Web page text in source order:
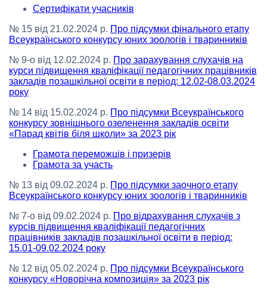
Сертифікати учасників
№ 15 від 21.02.2024 р. Про підсумки фінального етапу
Всеукраїнського конкурсу юних зоологів і тваринників
№ 9-о від 12.02.2024 р. Про зарахування слухачів на
курси підвищення кваліфікації педагогічних працівників
закладів позашкільної освіти в період: 12.02-08.03.2024
року
№ 14 від 15.02.2024 р. Про підсумки Всеукраїнського
конкурсу зовнішнього озеленення закладів освіти
«Парад квітів біля школи» за 2023 рік
Грамота переможців і призерів
Грамота за участь
№ 13 від 09.02.2024 р. Про підсумки заочного етапу
Всеукраїнського конкурсу юних зоологів і тваринників
№ 7-о від 09.02.2024 р. Про відрахування слухачів з
курсів підвищення кваліфікації педагогічних
працівників закладів позашкільної освіти в період:
15.01-09.02.2024 року
№ 12 від 05.02.2024 р. Про підсумки Всеукраїнського
конкурсу «Новорічна композиція» за 2023 рік